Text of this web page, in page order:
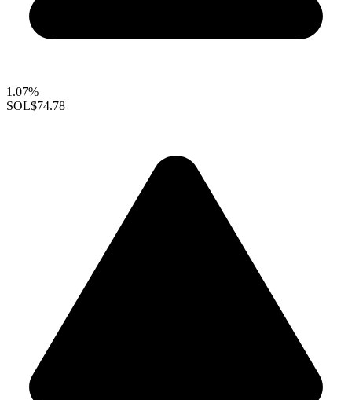
1.07%
SOL$74.78